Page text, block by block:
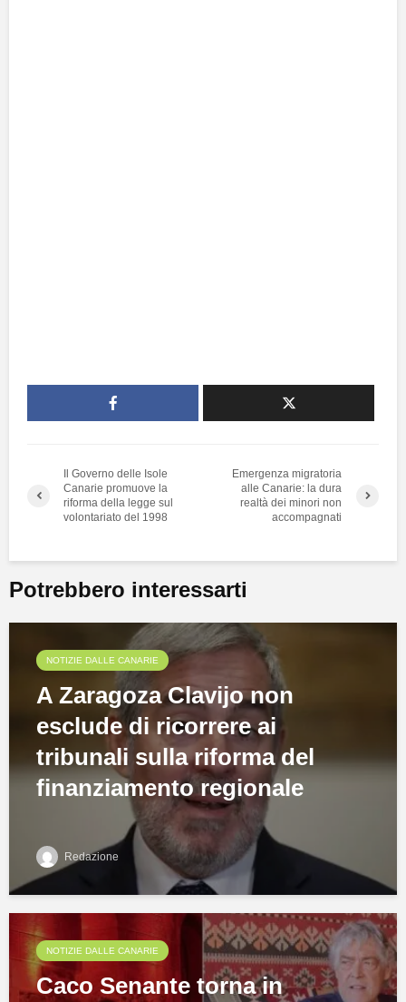
Il Governo delle Isole
Canarie promuove la
riforma della legge sul
volontariato del 1998
Emergenza migratoria
alle Canarie: la dura
realtà dei minori non
accompagnati
Potrebbero interessarti
NOTIZIE DALLE CANARIE
A Zaragoza Clavijo non
esclude di ricorrere ai
tribunali sulla riforma del
finanziamento regionale
Redazione
NOTIZIE DALLE CANARIE
Caco Senante torna in